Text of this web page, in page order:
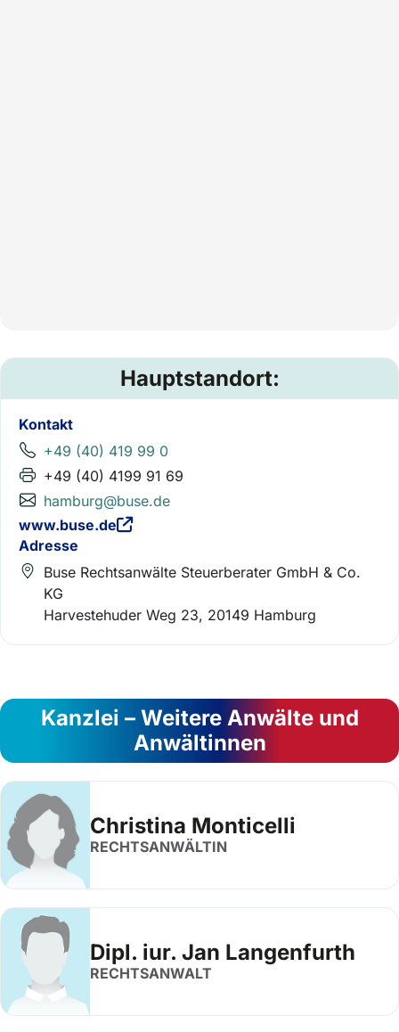
Hauptstandort:
Kontakt
+49 (40) 419 99 0
+49 (40) 4199 91 69
hamburg@buse.de
www.buse.de
Adresse
Buse Rechtsanwälte Steuerberater GmbH & Co.
KG
Harvestehuder Weg 23, 20149 Hamburg
Kanzlei – Weitere Anwälte und
Anwältinnen
Christina Monticelli
RECHTSANWÄLTIN
Dipl. iur. Jan Langenfurth
RECHTSANWALT